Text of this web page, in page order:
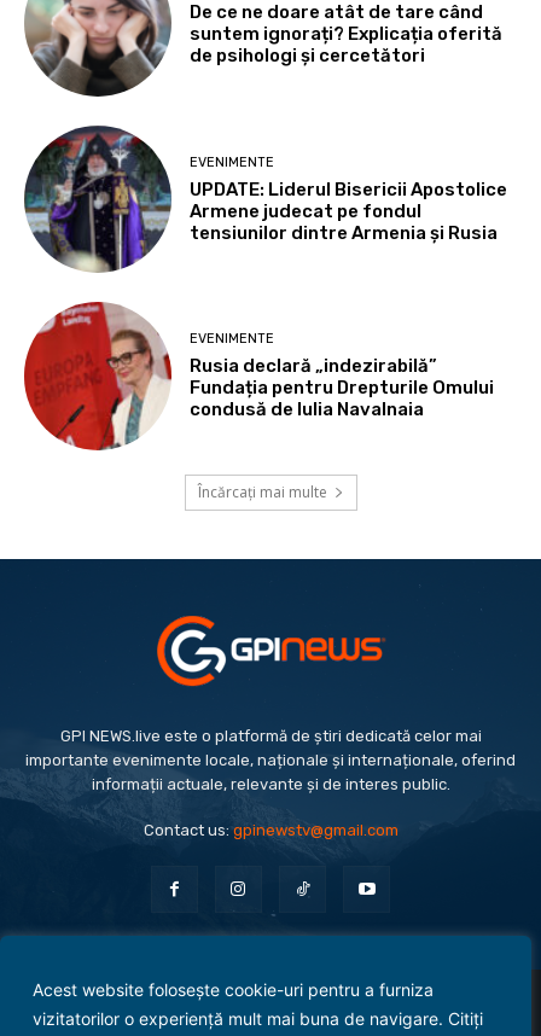
Acest website folosește cookie-uri pentru a furniza
vizitatorilor o experiență mult mai buna de navigare. Citiți
De ce ne doare atât de tare când
suntem ignorați? Explicația oferită
de psihologi și cercetători
EVENIMENTE
UPDATE: Liderul Bisericii Apostolice
Armene judecat pe fondul
tensiunilor dintre Armenia și Rusia
EVENIMENTE
Rusia declară „indezirabilă”
Fundația pentru Drepturile Omului
condusă de Iulia Navalnaia
Încărcați mai multe
GPI NEWS.live este o platformă de știri dedicată celor mai
importante evenimente locale, naționale și internaționale, oferind
informații actuale, relevante și de interes public.
Contact us:gpinewstv@gmail.com
Evenimente Politică Economie Social
Sport
Cultură
Antreprenoriat
Administrație Publică